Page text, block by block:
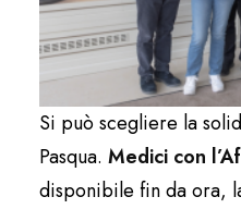
Si può scegliere la
Pasqua. Medici con
disponibile fin da ora,